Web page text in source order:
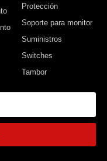
Protección
Soporte para monitor
Suministros
Switches
Tambor